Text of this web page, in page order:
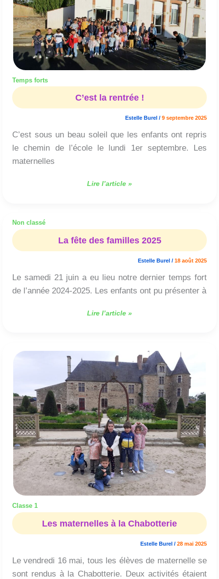
Temps forts
C’est la rentrée !
Estelle Burel / 9 septembre 2025
C’est sous un beau soleil que les enfants ont repris
le chemin de l’école le lundi 1er septembre. Les
maternelles
rentrée
!
Lire l’article »
Non classé
La fête des familles 2025
Estelle Burel / 18 août 2025
Le samedi 21 juin a eu lieu notre dernier temps fort
de l’année 2024-2025. Les enfants ont pu présenter à
fête
Lire l’article »
Classe 1
Les maternelles à la Chabotterie
Estelle Burel / 28 mai 2025
Le vendredi 16 mai, tous les élèves de maternelle se
sont rendus à la Chabotterie. Deux activités étaient
maternelles
la
Chabotterie